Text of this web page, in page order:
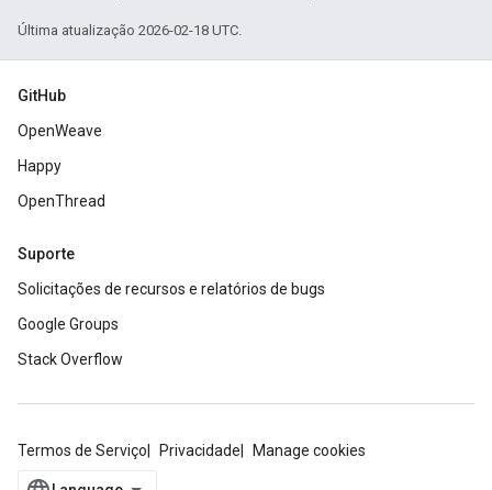
Última atualização 2026-02-18 UTC.
GitHub
OpenWeave
Happy
OpenThread
Suporte
Solicitações de recursos e relatórios de bugs
Google Groups
Stack Overflow
Termos de Serviço Privacidade Manage cookies